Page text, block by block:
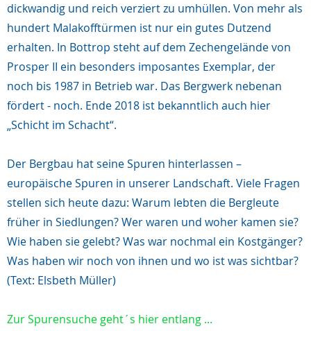
dickwandig und reich verziert zu umhüllen. Von mehr als
hundert Malakofftürmen ist nur ein gutes Dutzend
erhalten. In Bottrop steht auf dem Zechengelände von
Prosper II ein besonders imposantes Exemplar, der
noch bis 1987 in Betrieb war. Das Bergwerk nebenan
fördert - noch. Ende 2018 ist bekanntlich auch hier
„Schicht im Schacht“.
Der Bergbau hat seine Spuren hinterlassen –
europäische Spuren in unserer Landschaft. Viele Fragen
stellen sich heute dazu: Warum lebten die Bergleute
früher in Siedlungen? Wer waren und woher kamen sie?
Wie haben sie gelebt? Was war nochmal ein Kostgänger?
Was haben wir noch von ihnen und wo ist was sichtbar?
(Text: Elsbeth Müller)
Zur Spurensuche geht´s hier entlang ...